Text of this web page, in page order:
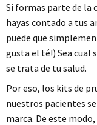
Si formas parte de la
hayas contado a tus
puede que
gusta el té!) Sea cual
se trata de tu salud.
Por eso, los kits de
nuestros pacientes
marca. De este